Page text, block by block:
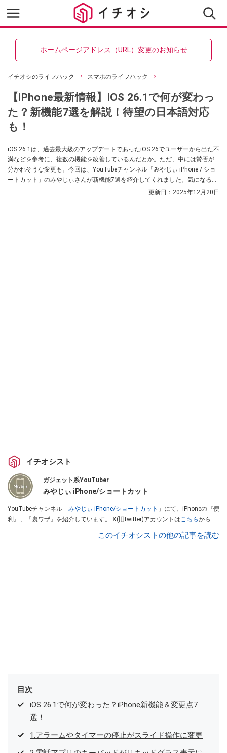
ホームページアドレス（URL）変更のお知らせ
イチオシのライフハック スマホのライフハック
【iPhone最新情報】iOS 26.1で何が変わっ
た？新機能7選を解説！待望の日本語対応
も！
iOS 26.1は、過去最大級のアップデートであったiOS 26でユーザーから出た不
満などを参考に、複数の機能を改善しているんだとか。ただ、中には賛否が
分かれそうな変更も。今回は、YouTubeチャンネル「みやじぃ iPhone / ショ
ートカット」のみやじぃさんが新機能7選を紹介してくれました。気になる方
は、ぜひ動画と合わせてチェックしてみてください。更新日： 2025年12月20日
イチオシスト
ガジェット系YouTuber
みやじぃ iPhone/ショートカット
YouTubeチャンネル「 みやじぃ iPhone/ショートカット 」にて、iPhoneの『便
利』、『裏ワザ』を紹介しています。 X(旧twitter)アカウントはこちらから
このイチオシストの他の記事を読む
目次
iOS 26.1で何が変わった？iPhone新機能＆変更点7
選！
1.アラームやタイマーの停止がスライド操作に変更